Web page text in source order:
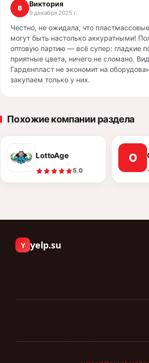
В Виктория
9 декабря 2025 г.
Честно, не ожидала, что
могут быть настолько аккуратными!
оптовую партию — всё супер: гладкие
приятные цвета, ничего не сломано.
Гарденпласт не экономит на
закупаем только у них.
Похожие компании раздела
LottoAge
5.0
О
Y yelp.su